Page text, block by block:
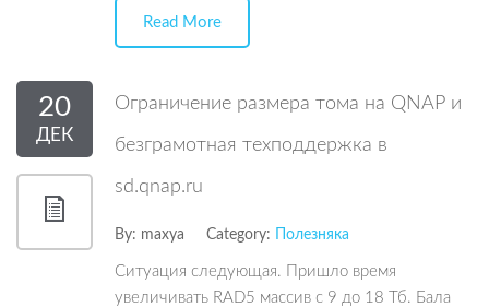
Read More
20
ДЕК
Ограничение размера тома на QNAP и
безграмотная техподдержка в
sd.qnap.ru
By: maxya Category: Полезняка
Ситуация следующая. Пришло время
увеличивать RAD5 массив с 9 до 18 Тб. Бала